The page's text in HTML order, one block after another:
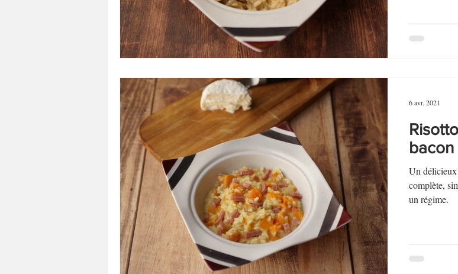
bacon
Un délicieux
complète,
un régime.
6 avr. 2021